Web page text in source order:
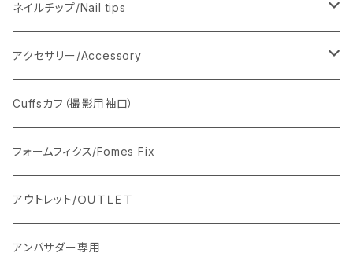
ネイルチップ/Nail tips
ベーシックネイルチップ
フルハンド用セット350枚
ハーフハンド用セット250枚
ソフトジェルネイルチップ
アクセサリー/Accessory
ホルダー/スタンド
シリコンパレット/エルボーレスト
ストーンベース
Cuffsカフ（撮影用袖口）
フォームフィクス/Fomes Fix
アウトレット/ＯＵＴＬＥＴ
アンバサダー専用